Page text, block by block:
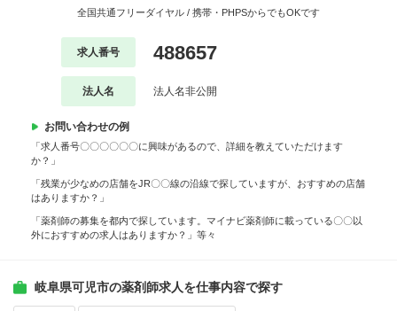
全国共通フリーダイヤル / 携帯・PHPSからでもOKです
求人番号 488657
法人名 法人名非公開
お問い合わせの例
「求人番号〇〇〇〇〇〇に興味があるので、詳細を教えていただけます
か？」
「残業が少なめの店舗をJR〇〇線の沿線で探していますが、おすすめの店舗
はありますか？」
「薬剤師の募集を都内で探しています。マイナビ薬剤師に載っている〇〇以
外におすすめの求人はありますか？」等々
岐阜県可児市の薬剤師求人を仕事内容で探す